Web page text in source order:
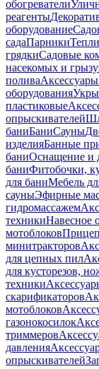
обогреватели
реагенты
оборудование
садаПарники
грядкиСадовые
насекомых и
полива
оборудования
пластиковые
опрыскивателей
баниБаниСауны
изделияБанные
баниОснащение и
баниФитобочки,
для баниМебель
сауныЭфирные
гидромассажем
техникиНавесное
мотоблоков
минитракторов
для цепных пил
для кусторезов,
техники
скарификаторов
мотоблоков
газонокосилок
триммеров
давления
опрыскивателей